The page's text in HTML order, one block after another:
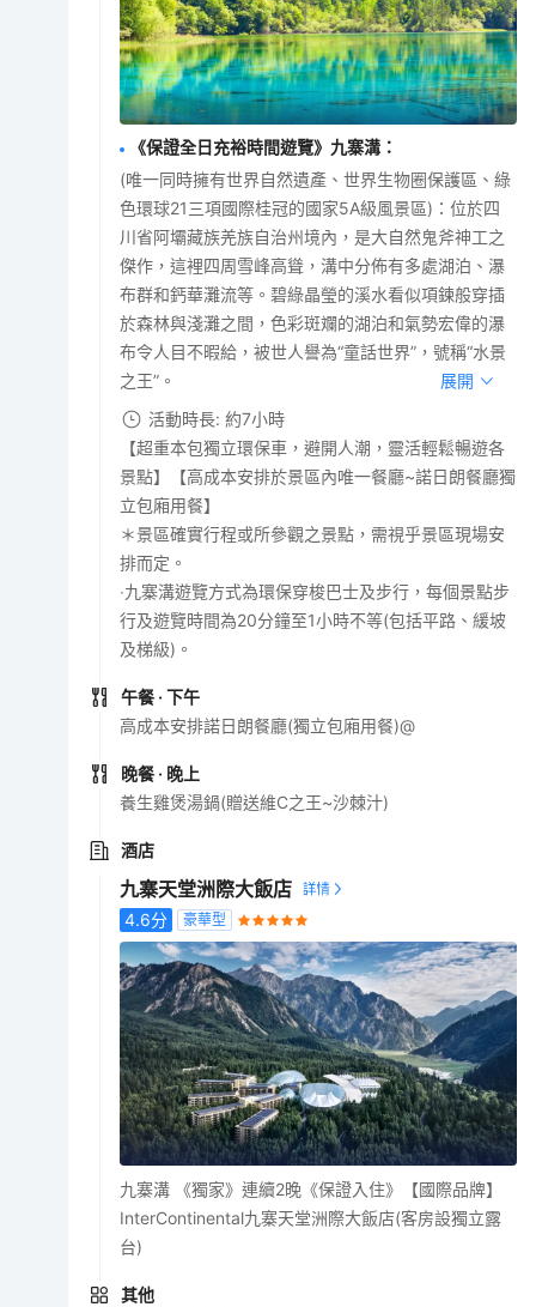
《保證全日充裕時間遊覽》九寨溝 ：
(唯一同時擁有世界自然遺產、世界生物圈保護區、綠
色環球21三項國際桂冠的國家5A級風景區)：位於四
川省阿壩藏族羌族自治州境內，是大自然鬼斧神工之
傑作，這裡四周雪峰高聳，溝中分佈有多處湖泊、瀑
布群和鈣華灘流等。碧綠晶瑩的溪水看似項鍊般穿插
於森林與淺灘之間，色彩斑斕的湖泊和氣勢宏偉的瀑
布令人目不暇給，被世人譽為“童話世界”，號稱“水景
之王”。
展開
活動時長: 約7小時
【超重本包獨立環保車，避開人潮，靈活輕鬆暢遊各
景點】【高成本安排於景區內唯一餐廳~諾日朗餐廳獨
立包廂用餐】
＊景區確實行程或所參觀之景點，需視乎景區現場安
排而定。
‧九寨溝遊覽方式為環保穿梭巴士及步行，每個景點步
行及遊覽時間為20分鐘至1小時不等(包括平路、緩坡
及梯級)。
午餐 · 下午
高成本安排諾日朗餐廳(獨立包廂用餐)@
晚餐 · 晚上
養生雞煲湯鍋(贈送維C之王~沙棘汁)
酒店
九寨天堂洲際大飯店
4.6分 豪華型
九寨溝 《獨家》連續2晚《保證入住》【國際品牌】
InterContinental九寨天堂洲際大飯店(客房設獨立露
台)
其他